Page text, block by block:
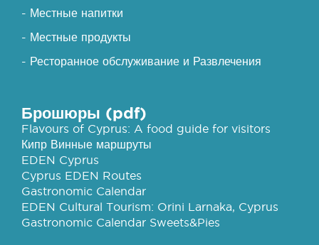
- Местные напитки
- Местные продукты
- Ресторанное обслуживание и Развлечения
Брошюры (pdf)
Flavours of Cyprus: A food guide for visitors
Кипр Винные маршруты
EDEN Cyprus
Cyprus EDEN Routes
Gastronomic Calendar
EDEN Cultural Tourism: Orini Larnaka, Cyprus
Gastronomic Calendar Sweets&Pies